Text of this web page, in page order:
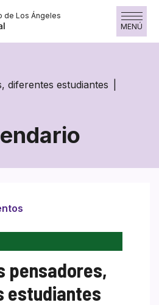
de Los Ángeles
MENÚ
diferentes estudiantes
pensadores,
estudiantes